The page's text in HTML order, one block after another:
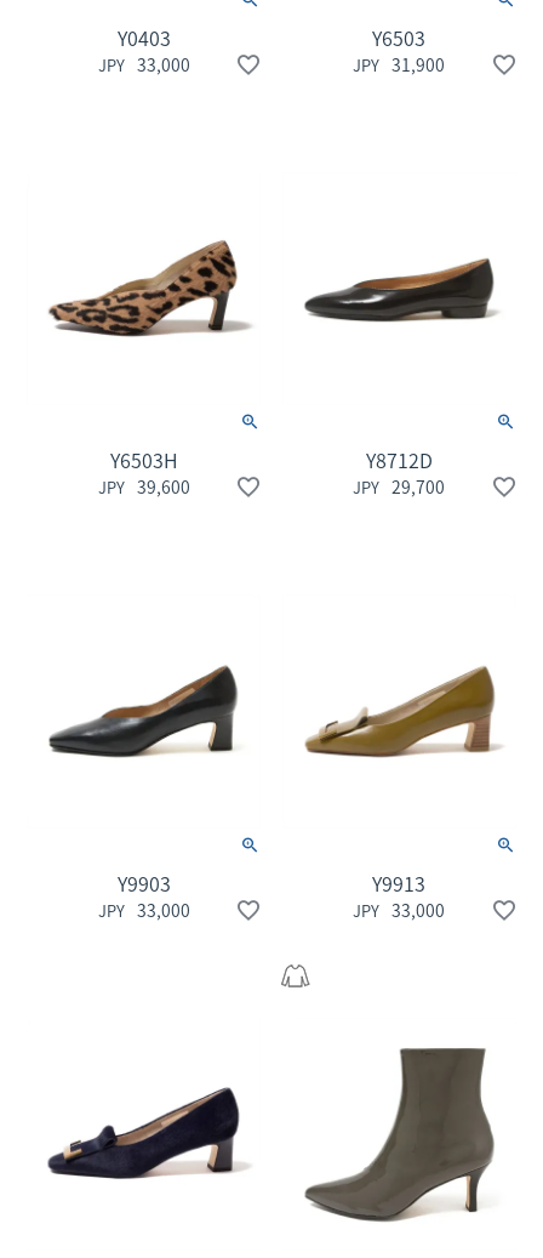
Y0403
33,000
Y6503
31,900
Y6503H
39,600
Y8712D
29,700
Y9903
33,000
Y9913
33,000